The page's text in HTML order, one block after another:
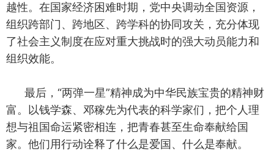
越性。在国家经济困难时期，党中央调动全国资源，
组织跨部门、跨地区、跨学科的协同攻关，充分体现
了社会主义制度在应对重大挑战时的强大动员能力和
组织效能。
最后，“两弹一星”精神成为中华民族宝贵的精神财
富。以钱学森、邓稼先为代表的科学家们，把个人理
想与祖国命运紧密相连，把青春甚至生命奉献给国
家。他们用行动诠释了什么是爱国、什么是奉献。